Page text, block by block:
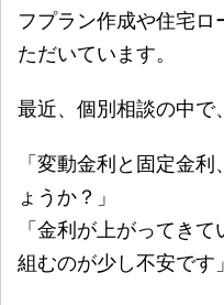
フプラン作成や住宅
ただいています。
最近、個別相談の中で、
「変動金利と固定金
ょうか？」
「金利が上がってき
組むのが少し不安です」